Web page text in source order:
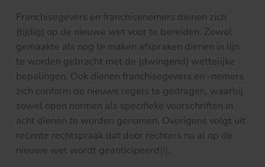
Franchisegevers en franchisenemers dienen zich
(tijdig) op de nieuwe wet voor te bereiden. Zowel
gemaakte als nog te maken afspraken dienen in lijn
te worden gebracht met de (dwingend) wettelijke
bepalingen. Ook dienen franchisegevers en -nemers
zich conform de nieuwe regels te gedragen, waarbij
zowel open normen als specifieke voorschriften in
acht dienen te worden genomen. Overigens volgt uit
recente rechtspraak dat door rechters nu al op de
nieuwe wet wordt geanticipeerd[i].